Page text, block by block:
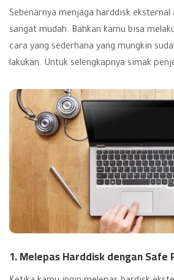
Sebenarnya menjaga harddisk
sangat mudah. Bahkan kamu bisa
cara yang sederhana yang mungkin
lakukan. Untuk selengkapnya simak
1. Melepas Harddisk dengan